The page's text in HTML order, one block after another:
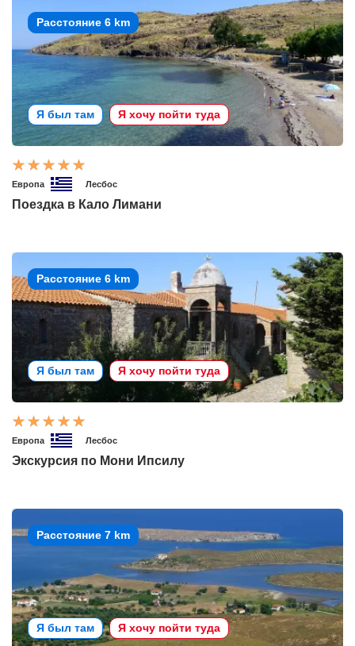
Расстояние 6 km
Я был там Я хочу пойти туда
Европа Лесбос
Поездка в Кало Лимани
Расстояние 6 km
Я был там Я хочу пойти туда
Европа Лесбос
Экскурсия по Мони Ипсилу
Расстояние 7 km
Я был там Я хочу пойти туда